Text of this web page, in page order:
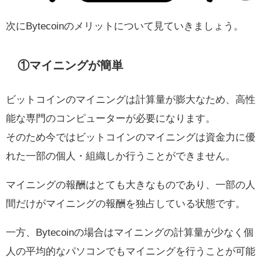
次にBytecoinのメリットについて見ていきましょう。
①マイニングが簡単
ビットコインのマイニングは計算量が膨大なため、高性
能な専門のコンピューターが必要になります。
そのため今ではビットコインのマイニングは資金力に優
れた一部の個人・組織しか行うことができません。
マイニングの報酬はとても大きなものであり、一部の人
間だけがマイニングの報酬を独占している状態です。
一方、Bytecoinの場合はマイニングの計算量が少なく個
人の平均的なパソコンでもマイニングを行うことが可能